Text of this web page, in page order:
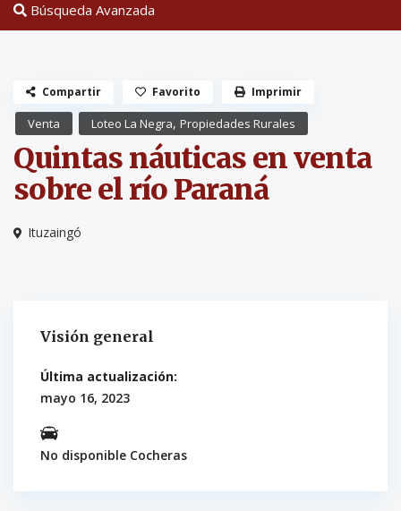
Búsqueda Avanzada
Venta Loteo La Negra, Propiedades Rurales
Quintas náuticas en venta
sobre el río Paraná
Ituzaingó
Compartir Favorito Imprimir
Visión general
Última actualización:
mayo 16, 2023
No disponible Cocheras